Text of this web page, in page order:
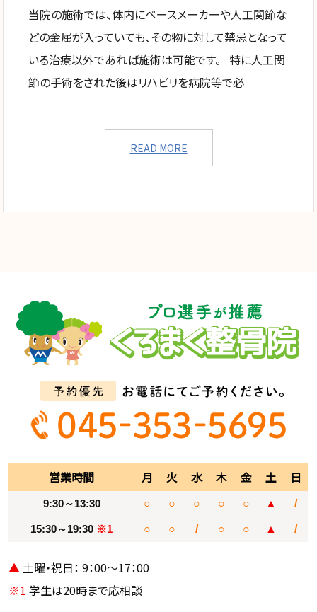
当院の施術では、体内にペースメーカーや人工関節な
どの金属が入っていても、その物に対して禁忌となって
いる治療以外であれば施術は可能です。 特に人工関
節の手術をされた後はリハビリを病院等で必
READ MORE
営業時間 月 火 水 木 金 土 日
9:30～13:30 ○ ○ ○ ○ ○ ▲ /
15:30～19:30 ※1 ○ ○ / ○ ○ ▲ /
▲ 土曜・祝日： 9：00～17：00
※1 学生は20時まで応相談